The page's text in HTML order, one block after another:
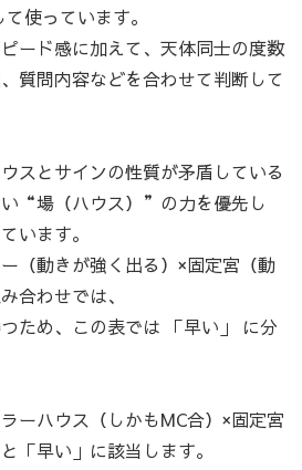
使っています。
ード感に加えて、天体同士の度数
質問内容などを合わせて判断して
スとサインの性質が矛盾している
“場（ハウス）”の力を優先し
います。
（動きが強く出る）×固定宮（動
合わせでは、
ため、この表では 「早い」 に分
ーハウス（しかもMC合）×固定宮
「早い」に該当します。